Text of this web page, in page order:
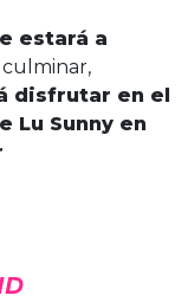
estará a
culminar,
disfrutar en el
Lu Sunny en